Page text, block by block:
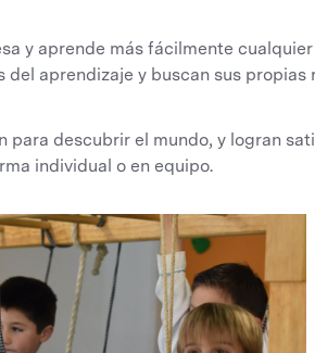
y aprende más fácilmente
del aprendizaje y buscan sus propias
para descubrir el mundo, y logran
individual o en equipo.